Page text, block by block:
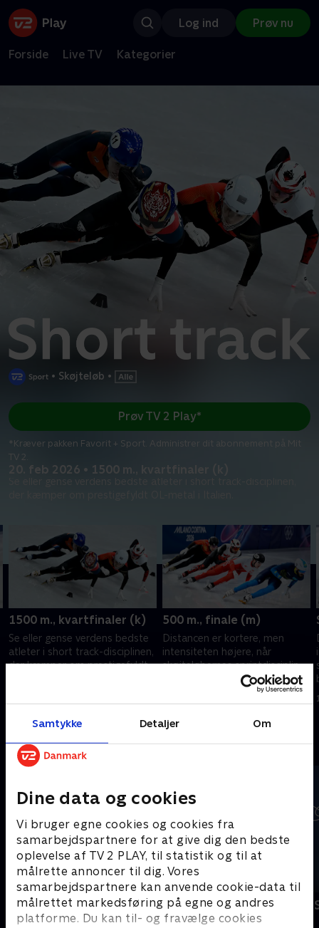
Samtykke Detaljer Om
Dine data og cookies
Vi bruger egne cookies og cookies fra
samarbejdspartnere for at give dig den bedste
oplevelse af TV 2 PLAY, til statistik og til at
målrette annoncer til dig. Vores
samarbejdspartnere kan anvende cookie-data til
målrettet markedsføring på egne og andres
platforme. Du kan til- og fravælge cookies
Log ind Prøv nu
Forside Live TV Kategorier
• Skøjteløb •
20. feb 2026 • 1500 m., kvartfinaler (k)
Prøv TV 2 Play*
*Kræver pakken Favorit + Sport. Administrer dit abonnement på Mit
TV 2.
1500 m., kvartfinaler (k)
Se eller gense verdens bedste
atleter i short track-disciplinen,
der kæmper om prestigefyldt
500 m., finale (m)
Distancen er kortere, men
intensiteten højere, når
skøjteløbernes sprintdisciplin
bliver kørt til vinter-OL i Milano.
Andre så også
Vinter-OL - Kunstskøjteløb
Skøjteløb
Vinter-OL -
Skisport